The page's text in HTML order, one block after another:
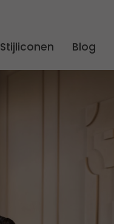
Stijliconen Blog